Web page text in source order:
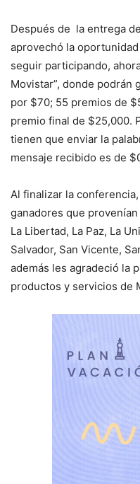
Después de la entrega
aprovechó la
seguir participando,
Movistar”, donde podrán
por $70; 55 premios de
premio final de $25,000.
tienen que enviar la
mensaje recibido es de
Al finalizar la
ganadores que
La Libertad, La Paz, La
Salvador, San Vicente,
además les agradeció la
productos y servicios de